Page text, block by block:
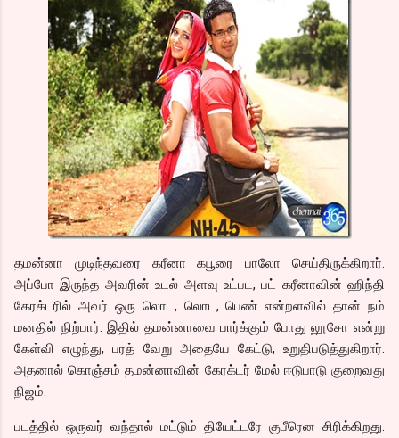
தமன்னா முடிந்தவரை கரீனா கபூரை பாலோ செய்திருக்கிறார்.
அப்போ இருந்த அவரின் உடல் அளவு உட்பட, பட் கரீனாவின் ஹிந்தி
கேரக்டரில் அவர் ஒரு லொட, லொட, பெண் என்றளவில் தான் நம்
மனதில் நிற்பார். இதில் தமன்னாவை பார்க்கும் போது லூசோ என்று
கேள்வி எழுந்து, பரத் வேறு அதையே கேட்டு, உறுதிபடுத்துகிறார்.
அதனால் கொஞ்சம் தமன்னாவின் கேரக்டர் மேல் ஈடுபாடு குறைவது
நிஜம்.
படத்தில் ஒருவர் வந்தால் மட்டும் தியேட்டரே குபீரென சிரிக்கிறது.